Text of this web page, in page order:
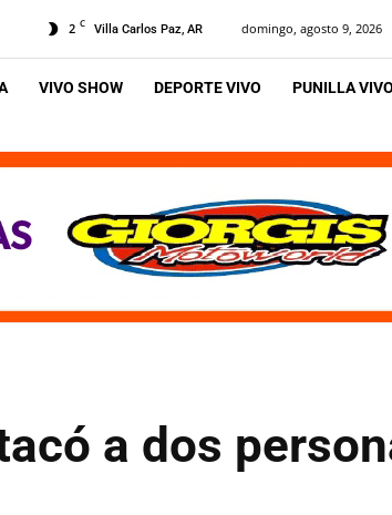
2 C Villa Carlos Paz, AR domingo, agosto 9, 2026
VIVO SHOW DEPORTE VIVO PUNILLA VIVO
a dos